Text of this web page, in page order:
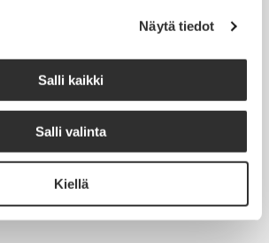
Näytä tiedot
Salli kaikki
Salli valinta
Kiellä
ja palkkaus seurakuntien hengellisessä